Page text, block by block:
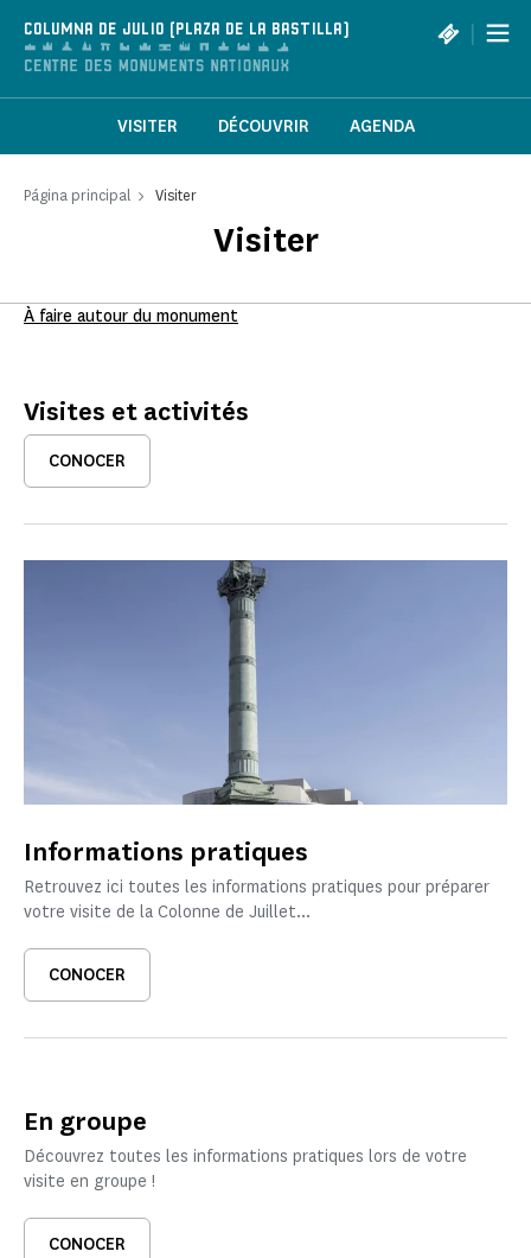
COLUMNA DE JULIO (PLAZA DE LA BASTILLA) |
VISITER DÉCOUVRIR AGENDA
Página principal Visiter
Visiter
À faire autour du monument
Visites et activités
CONOCER
Informations pratiques
Retrouvez ici toutes les informations pratiques pour préparer
votre visite de la Colonne de Juillet...
CONOCER
En groupe
Découvrez toutes les informations pratiques lors de votre
visite en groupe !
CONOCER